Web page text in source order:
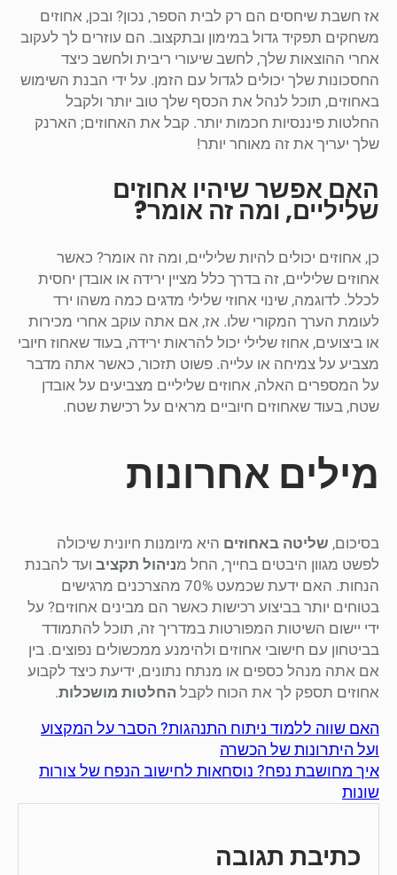
אז חשבת שיחסים הם רק לבית הספר, נכון? ובכן, אחוזים
משחקים תפקיד גדול במימון ובתקצוב. הם עוזרים לך לעקוב
אחרי ההוצאות שלך, לחשב שיעורי ריבית ולחשב כיצד
החסכונות שלך יכולים לגדול עם הזמן. על ידי הבנת השימוש
באחוזים, תוכל לנהל את הכסף שלך טוב יותר ולקבל
החלטות פיננסיות חכמות יותר. קבל את האחוזים; הארנק
שלך יעריך את זה מאוחר יותר!
האם אפשר שיהיו אחוזים
שליליים, ומה זה אומר?
כן, אחוזים יכולים להיות שליליים, ומה זה אומר? כאשר
אחוזים שליליים, זה בדרך כלל מציין ירידה או אובדן יחסית
לכלל. לדוגמה, שינוי אחוזי שלילי מדגים כמה משהו ירד
לעומת הערך המקורי שלו. אז, אם אתה עוקב אחרי מכירות
או ביצועים, אחוז שלילי יכול להראות ירידה, בעוד שאחוז חיובי
מצביע על צמיחה או עלייה. פשוט תזכור, כאשר אתה מדבר
על המספרים האלה, אחוזים שליליים מצביעים על אובדן
שטח, בעוד שאחוזים חיוביים מראים על רכישת שטח.
מילים אחרונות
בסיכום, שליטה באחוזים היא מיומנות חיונית שיכולה
לפשט מגוון היבטים בחייך, החל מניהול תקציב ועד להבנת
הנחות. האם ידעת שכמעט 70% מהצרכנים מרגישים
בטוחים יותר בביצוע רכישות כאשר הם מבינים אחוזים? על
ידי יישום השיטות המפורטות במדריך זה, תוכל להתמודד
בביטחון עם חישובי אחוזים ולהימנע ממכשולים נפוצים. בין
אם אתה מנהל כספים או מנתח נתונים, ידיעת כיצד לקבוע
אחוזים תספק לך את הכוח לקבל החלטות מושכלות.
האם שווה ללמוד ניתוח התנהגות? הסבר על המקצוע
ועל היתרונות של הכשרה
איך מחושבת נפח? נוסחאות לחישוב הנפח של צורות
שונות
כתיבת תגובה